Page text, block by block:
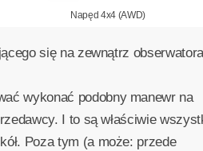
Napęd 4x4 (AWD)
się na zewnątrz
wykonać podobny manewr na
I to są właściwie
Poza tym (a może: przede